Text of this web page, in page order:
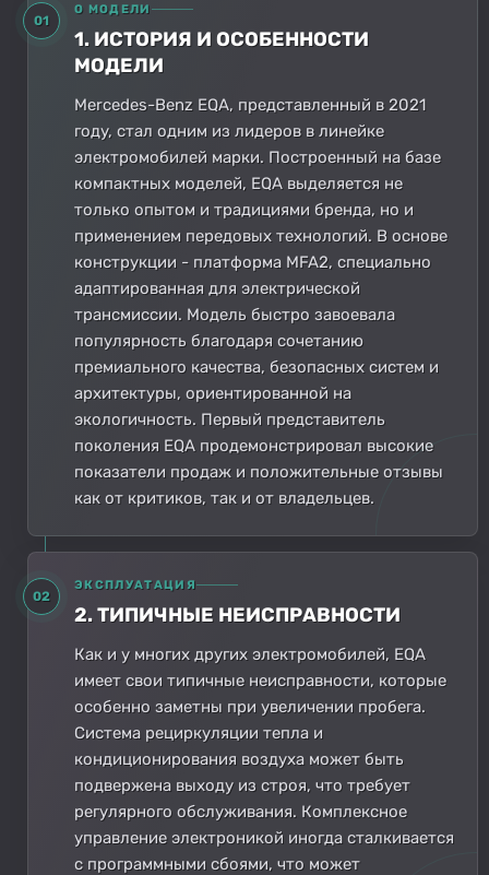
01
О МОДЕЛИ
1. ИСТОРИЯ И ОСОБЕННОСТИ
МОДЕЛИ
Mercedes-Benz EQA, представленный в 2021
году, стал одним из лидеров в линейке
электромобилей марки. Построенный на базе
компактных моделей, EQA выделяется не
только опытом и традициями бренда, но и
применением передовых технологий. В основе
конструкции - платформа MFA2, специально
адаптированная для электрической
трансмиссии. Модель быстро завоевала
популярность благодаря сочетанию
премиального качества, безопасных систем и
архитектуры, ориентированной на
экологичность. Первый представитель
поколения EQA продемонстрировал высокие
показатели продаж и положительные отзывы
как от критиков, так и от владельцев.
02
ЭКСПЛУАТАЦИЯ
2. ТИПИЧНЫЕ НЕИСПРАВНОСТИ
Как и у многих других электромобилей, EQA
имеет свои типичные неисправности, которые
особенно заметны при увеличении пробега.
Система рециркуляции тепла и
кондиционирования воздуха может быть
подвержена выходу из строя, что требует
регулярного обслуживания. Комплексное
управление электроникой иногда сталкивается
с программными сбоями, что может